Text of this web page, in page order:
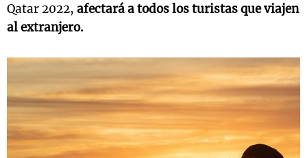
Qatar 2022, afectará a todos los turistas que viajen
al extranjero.